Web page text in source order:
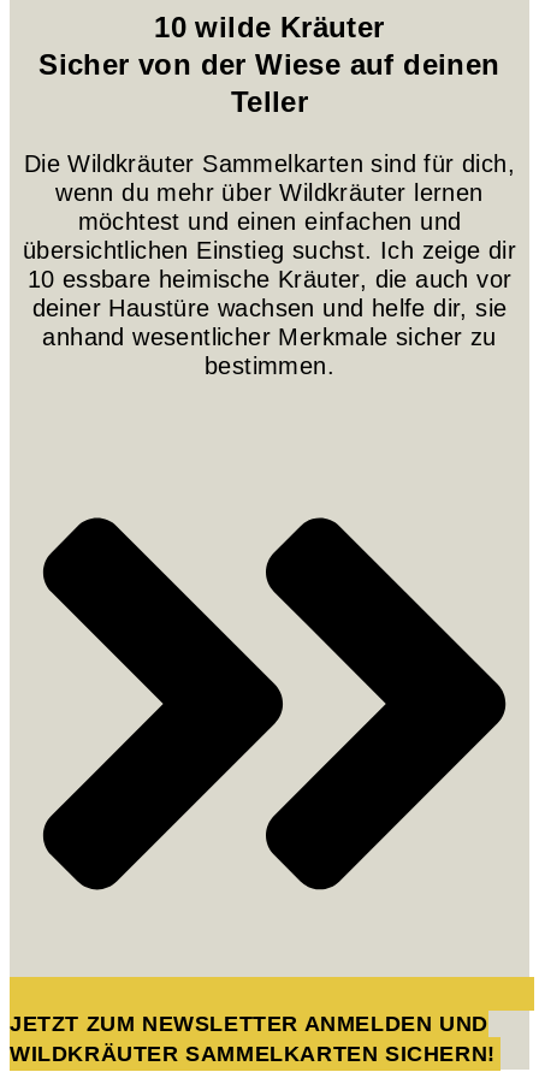
10 wilde Kräuter
Sicher von der Wiese auf deinen
Teller
Die Wildkräuter Sammelkarten sind für dich,
wenn du mehr über Wildkräuter lernen
möchtest und einen einfachen und
übersichtlichen Einstieg suchst. Ich zeige dir
10 essbare heimische Kräuter, die auch vor
deiner Haustüre wachsen und helfe dir, sie
anhand wesentlicher Merkmale sicher zu
bestimmen.
JETZT ZUM NEWSLETTER ANMELDEN UND
WILDKRÄUTER SAMMELKARTEN SICHERN!